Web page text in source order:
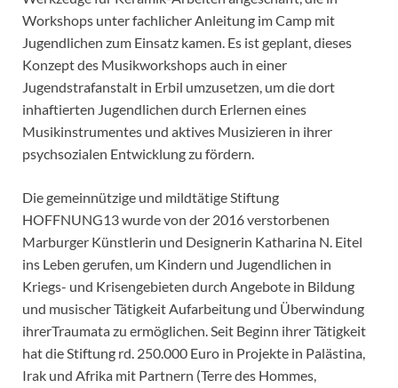
Workshops unter fachlicher Anleitung im Camp mit
Jugendlichen zum Einsatz kamen. Es ist geplant, dieses
Konzept des Musikworkshops auch in einer
Jugendstrafanstalt in Erbil umzusetzen, um die dort
inhaftierten Jugendlichen durch Erlernen eines
Musikinstrumentes und aktives Musizieren in ihrer
psychsozialen Entwicklung zu fördern.
Die gemeinnützige und mildtätige Stiftung
HOFFNUNG13 wurde von der 2016 verstorbenen
Marburger Künstlerin und Designerin Katharina N. Eitel
ins Leben gerufen, um Kindern und Jugendlichen in
Kriegs- und Krisengebieten durch Angebote in Bildung
und musischer Tätigkeit Aufarbeitung und Überwindung
ihrerTraumata zu ermöglichen. Seit Beginn ihrer Tätigkeit
hat die Stiftung rd. 250.000 Euro in Projekte in Palästina,
Irak und Afrika mit Partnern (Terre des Hommes,